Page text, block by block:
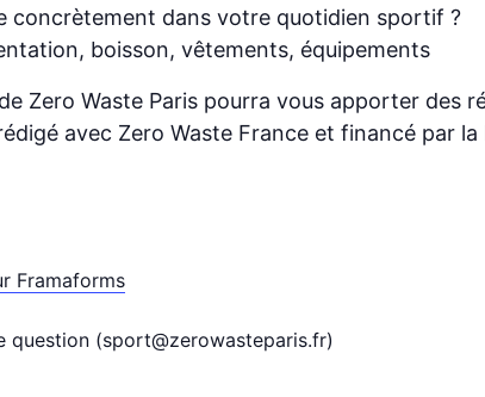
concrètement dans votre quotidien sportif ?
boisson, vêtements, équipements
Zero Waste Paris pourra vous apporter des
avec Zero Waste France et financé par la
Framaforms
question (sport@zerowasteparis.fr)